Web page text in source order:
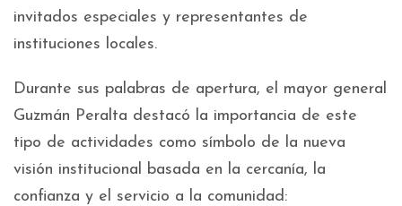
invitados especiales y representantes de
instituciones locales.
Durante sus palabras de apertura, el mayor general
Guzmán Peralta destacó la importancia de este
tipo de actividades como símbolo de la nueva
visión institucional basada en la cercanía, la
confianza y el servicio a la comunidad: